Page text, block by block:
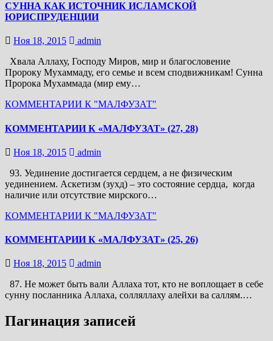
СУННА КАК ИСТОЧНИК ИСЛАМСКОЙ
ЮРИСПРУДЕНЦИИ
Ноя 18, 2015
admin
Хвала Аллаху, Господу Миров, мир и благословение
Пророку Мухаммаду, его семье и всем сподвижникам! Сунна
Пророка Мухаммада (мир ему…
КОММЕНТАРИИ К "МАЛФУЗАТ"
КОММЕНТАРИИ К «МАЛФУЗАТ» (27, 28)
Ноя 18, 2015
admin
93. Уединение достигается сердцем, а не физическим
уединением. Аскетизм (зухд) – это состояние сердца, когда
наличие или отсутствие мирского…
КОММЕНТАРИИ К "МАЛФУЗАТ"
КОММЕНТАРИИ К «МАЛФУЗАТ» (25, 26)
Ноя 18, 2015
admin
87. Не может быть вали Аллаха тот, кто не воплощает в себе
сунну посланника Аллаха, солляллаху алейхи ва саллям.…
Пагинация записей